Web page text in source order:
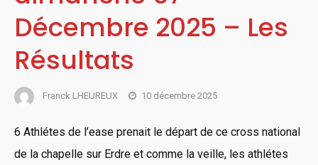
Décembre 2025 – Les
Résultats
Franck LHEUREUX 10 décembre 2025
6 Athlétes de l’ease prenait le départ de ce cross national
de la chapelle sur Erdre et comme la veille, les athlétes